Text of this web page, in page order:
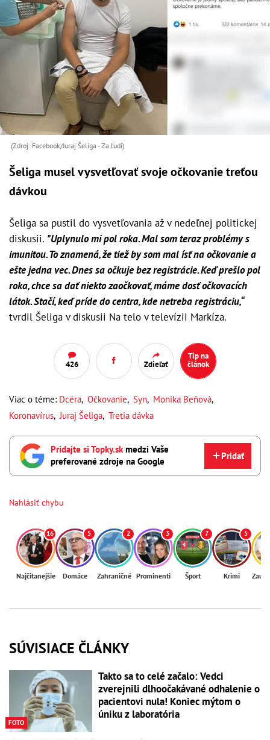
(Zdroj: Facebook/Juraj Šeliga - Za ľudí)
Šeliga musel vysvetľovať svoje očkovanie treťou
dávkou
Šeliga sa pustil do vysvetľovania až v nedeľnej politickej
diskusii. "Uplynulo mi pol roka. Mal som teraz problémy s
imunitou. To znamená, že tiež by som mal ísť na očkovanie a
ešte jedna vec. Dnes sa očkuje bez registrácie. Keď prešlo pol
roka, chce sa dať niekto zaočkovať, máme dosť očkovacích
látok. Stačí, keď príde do centra, kde netreba registráciu,“
tvrdil Šeliga v diskusii Na telo v televízii Markíza.
426 Zdieľať
Tip na
článok
Viac o téme: Dcéra, Očkovanie, Syn, Monika Beňová,
Koronavírus, Juraj Šeliga, Tretia dávka
Pridajte si Topky.skmedzi Vaše
preferované zdroje na Google
Pridať
Nahlásiť chybu
16
Najčítanejšie
5
Domáce
2
Zahraničné
3
Prominenti
7
Šport
5
Krimi
SÚVISIACE ČLÁNKY
FOTO
Takto sa to celé začalo: Vedci
zverejnili dlhoočakávané odhalenie o
pacientovi nula! Koniec mýtom o
úniku z laboratória